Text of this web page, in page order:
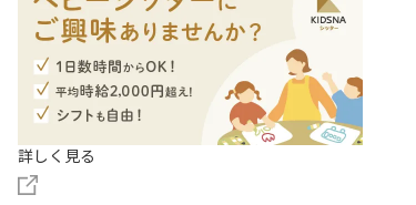
詳しく見る